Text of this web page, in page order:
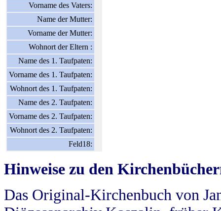
Vorname des Vaters:
Name der Mutter:
Vorname der Mutter:
Wohnort der Eltern :
Name des 1. Taufpaten:
Vorname des 1. Taufpaten:
Wohnort des 1. Taufpaten:
Name des 2. Taufpaten:
Vorname des 2. Taufpaten:
Wohnort des 2. Taufpaten:
Feld18:
Hinweise zu den
Das Original-Kirchenbuch von